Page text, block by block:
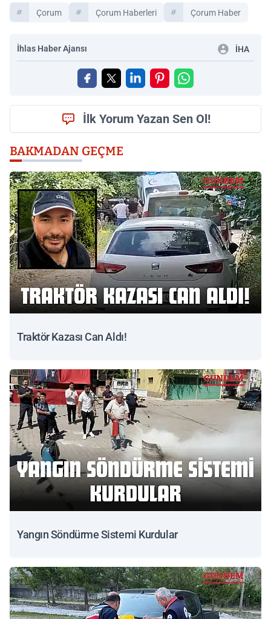
Çorum Çorum Haberleri Çorum Haber
İhlas Haber Ajansı İHA
İlk Yorum Yazan Sen Ol!
BAKMADAN GEÇME
Traktör Kazası Can Aldı!
Yangın Söndürme Sistemi Kurdular